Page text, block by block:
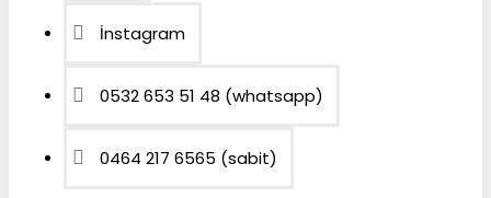
İnstagram
0532 653 51 48 (whatsapp)
0464 217 6565 (sabit)